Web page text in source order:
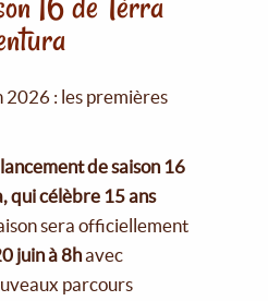
2026 : les premières
de saison 16
qui célèbre 15 ans
sera officiellement
juin à 8havec
parcours